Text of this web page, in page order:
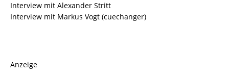
Interview mit Alexander Stritt
Interview mit Markus Vogt (cuechanger)
Anzeige